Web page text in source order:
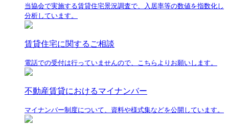
当協会で実施する賃貸住宅景況調査で、入居率等の数値を指数化し
分析しています。
賃貸住宅に関するご相談
電話での受付は行っていませんので、こちらよりお願いします。
不動産賃貸におけるマイナンバー
マイナンバー制度について、資料や様式集などを公開しています。